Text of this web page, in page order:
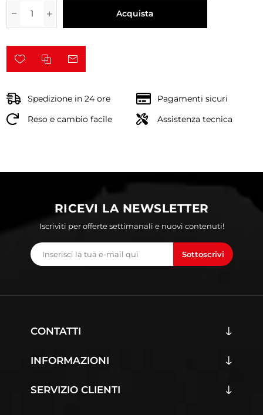
Acquista
Spedizione in 24 ore
Pagamenti sicuri
Reso e cambio facile
Assistenza tecnica
RICEVI LA NEWSLETTER
Iscriviti per offerte settimanali e nuovi contenuti!
Sottoscrivi
CONTATTI
INFORMAZIONI
SERVIZIO CLIENTI